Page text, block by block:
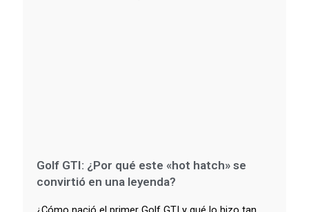
Golf GTI: ¿Por qué este «hot hatch» se
convirtió en una leyenda?